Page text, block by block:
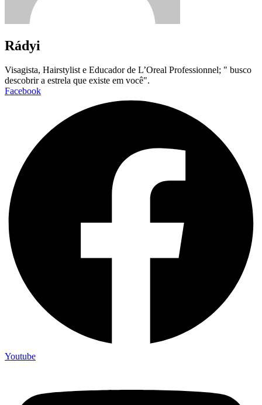
Rádyi
Visagista, Hairstylist e Educador de L’Oreal Professionnel; " busco
descobrir a estrela que existe em você".
Facebook
Youtube